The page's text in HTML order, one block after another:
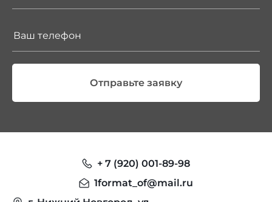
Отправьте заявку
+ 7 (920) 001-89-98
1format_of@mail.ru